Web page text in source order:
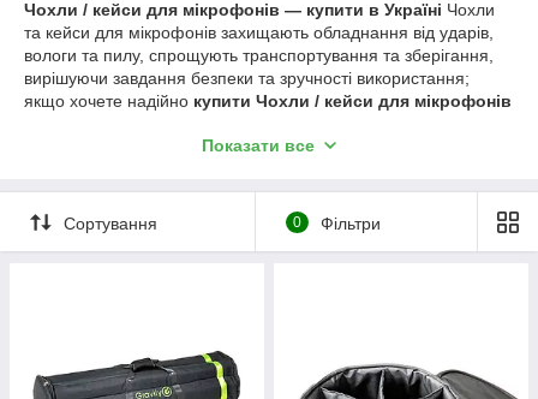
Чохли / кейси для мікрофонів — купити в Україні Чохли
та кейси для мікрофонів захищають обладнання від ударів,
вологи та пилу, спрощують транспортування та зберігання,
вирішуючи завдання безпеки та зручності використання;
якщо хочете надійно купити Чохли / кейси для мікрофонів
Чохли / кейси для мікрофонів каталог
Чохли / кейси для мікрофонівпідтверджують їхню якість і
практичність, що допомагає вибрати оптимальний варіант.
Ознайомтеся з пропозиціями та порівняйте характеристики
Показати все
Сортування 0 Фільтри